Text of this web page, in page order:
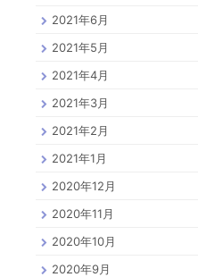
2021年6月
2021年5月
2021年4月
2021年3月
2021年2月
2021年1月
2020年12月
2020年11月
2020年10月
2020年9月